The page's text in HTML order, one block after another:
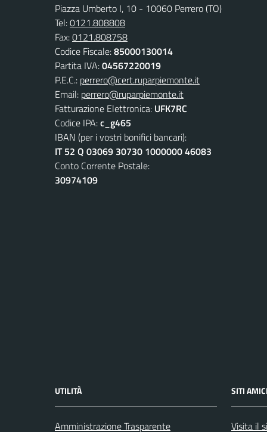
Piazza Umberto I, 10 - 10060 Perrero (TO)
Tel:0121.808808
Fax:0121.808758
Codice Fiscale:85000130014
Partita IVA:04567220019
P.E.C.: perrero@cert.ruparpiemonte.it
Email: perrero@ruparpiemonte.it
Fatturazione Elettronica: UFK7RC
Codice IPA:c_g465
IBAN (per i vostri bonifici bancari):
IT 52 Q 03069 30730 1000000 46083
Conto Corrente Postale:
30974109
UTILITÀ
Amministrazione Trasparente
SITI AMICI
Visita il